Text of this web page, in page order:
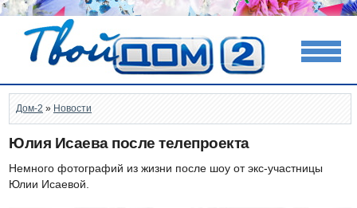
Дом-2 » Новости
Юлия Исаева после телепроекта
Немного фотографий из жизни после шоу от экс-участницы
Юлии Исаевой.